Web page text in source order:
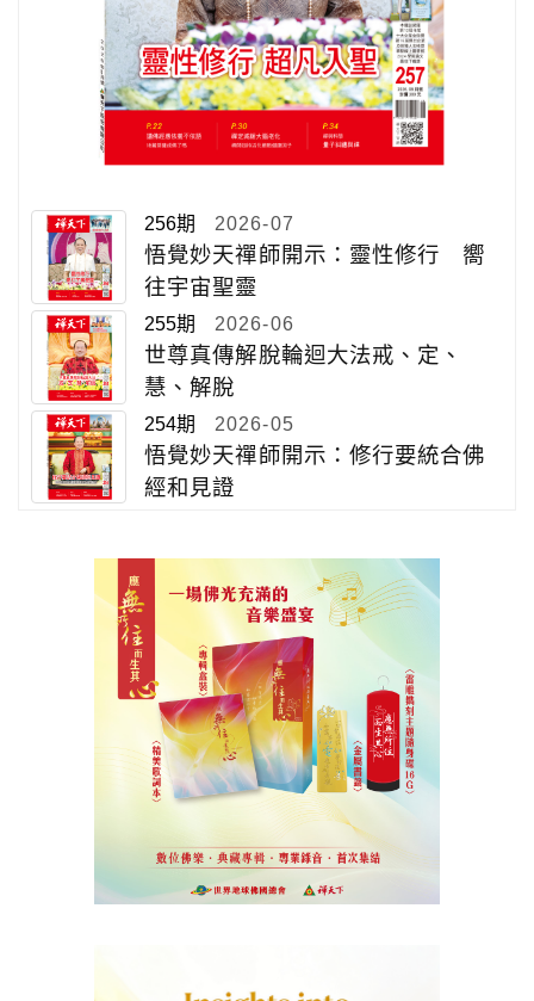
256期 2026-07
悟覺妙天禪師開示：靈性修行 嚮
往宇宙聖靈
255期 2026-06
世尊真傳解脫輪迴大法戒、定、
慧、解脫
254期 2026-05
悟覺妙天禪師開示：修行要統合佛
經和見證